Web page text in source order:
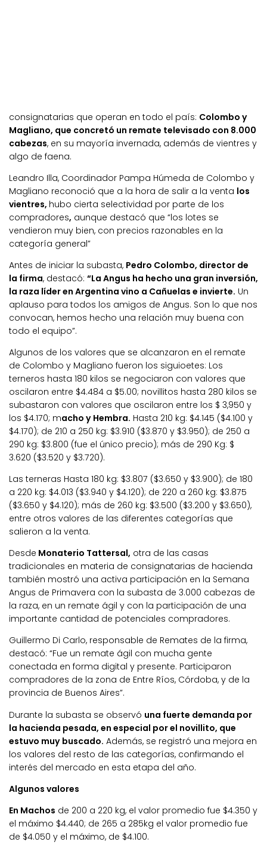
consignatarias que operan en todo el país: Colombo y
Magliano, que concretó un remate televisado con 8.000
cabezas, en su mayoría invernada, además de vientres y
algo de faena.
Leandro Illa, Coordinador Pampa Húmeda de Colombo y
Magliano reconoció que a la hora de salir a la venta los
vientres, hubo cierta selectividad por parte de los
compradores, aunque destacó que “los lotes se
vendieron muy bien, con precios razonables en la
categoría general”
Antes de iniciar la subasta, Pedro Colombo, director de
la firma, destacó: “La Angus ha hecho una gran inversión,
la raza líder en Argentina vino a Cañuelas e invierte. Un
aplauso para todos los amigos de Angus. Son lo que nos
convocan, hemos hecho una relación muy buena con
todo el equipo”.
Algunos de los valores que se alcanzaron en el remate
de Colombo y Magliano fueron los siguioetes: Los
terneros hasta 180 kilos se negociaron con valores que
oscilaron entre $4.484 a $5.00; novillitos hasta 280 kilos se
subastaron con valores que oscilaron entre los $ 3,950 y
los $4.170; macho y Hembra. Hasta 210 kg: $4.145 ($4.100 y
$4.170); de 210 a 250 kg: $3.910 ($3.870 y $3.950); de 250 a
290 kg: $3.800 (fue el único precio); más de 290 Kg: $
3.620 ($3.520 y $3.720).
Las terneras Hasta 180 kg: $3.807 ($3.650 y $3.900); de 180
a 220 kg: $4.013 ($3.940 y $4.120); de 220 a 260 kg: $3.875
($3.650 y $4.120); más de 260 kg: $3.500 ($3.200 y $3.650),
entre otros valores de las diferentes categorías que
salieron a la venta.
Desde Monaterio Tattersal, otra de las casas
tradicionales en materia de consignatarias de hacienda
también mostró una activa participación en la Semana
Angus de Primavera con la subasta de 3.000 cabezas de
la raza, en un remate ágil y con la participación de una
importante cantidad de potenciales compradores.
Guillermo Di Carlo, responsable de Remates de la firma,
destacó: “Fue un remate ágil con mucha gente
conectada en forma digital y presente. Participaron
compradores de la zona de Entre Ríos, Córdoba, y de la
provincia de Buenos Aires”.
Durante la subasta se observó una fuerte demanda por
la hacienda pesada, en especial por el novillito, que
estuvo muy buscado. Además, se registró una mejora en
los valores del resto de las categorías, confirmando el
interés del mercado en esta etapa del año.
Algunos valores
En Machos de 200 a 220 kg, el valor promedio fue $4.350 y
el máximo $4.440; de 265 a 285kg el valor promedio fue
de $4.050 y el máximo, de $4.100.